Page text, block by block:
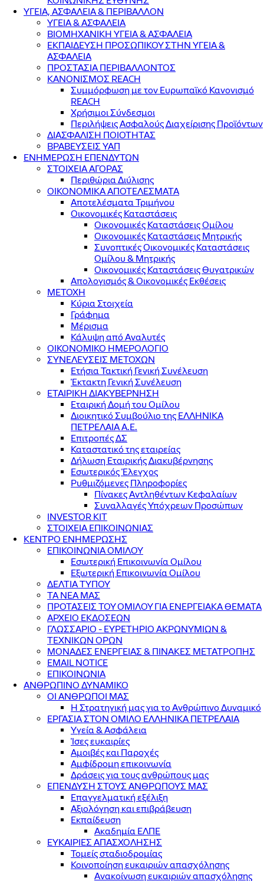
ΥΓΕΙΑ, ΑΣΦΑΛΕΙΑ & ΠΕΡΙΒΑΛΛΟΝ
ΥΓΕΙΑ & ΑΣΦΑΛΕΙΑ
ΒΙΟΜΗΧΑΝΙΚΗ ΥΓΕΙΑ & ΑΣΦΑΛΕΙΑ
ΕΚΠΑΙΔΕΥΣΗ ΠΡΟΣΩΠΙΚΟΥ ΣΤΗΝ ΥΓΕΙΑ &
ΑΣΦΑΛΕΙΑ
ΠΡΟΣΤΑΣΙΑ ΠΕΡΙΒΑΛΛΟΝΤΟΣ
ΚΑΝΟΝΙΣΜΟΣ REACH
Συμμόρφωση με τον Ευρωπαϊκό Κανονισμό
REACH
Χρήσιμοι Σύνδεσμοι
Περιλήψεις Ασφαλούς Διαχείρισης Προϊόντων
ΔΙΑΣΦΑΛΙΣΗ ΠΟΙΟΤΗΤΑΣ
ΒΡΑΒΕΥΣΕΙΣ ΥΑΠ
ΕΝΗΜΕΡΩΣΗ ΕΠΕΝΔΥΤΩΝ
ΣΤΟΙΧΕΙΑ ΑΓΟΡΑΣ
Περιθώρια Διύλισης
ΟΙΚΟΝΟΜΙΚΑ ΑΠΟΤΕΛΕΣΜΑΤΑ
Αποτελέσματα Τριμήνου
Οικονομικές Καταστάσεις
Οικονομικές Καταστάσεις Ομίλου
Οικονομικές Καταστάσεις Μητρικής
Συνοπτικές Οικονομικές Καταστάσεις
Ομίλου & Μητρικής
Οικονομικές Καταστάσεις Θυγατρικών
Απολογισμός & Οικονομικές Εκθέσεις
ΜΕΤΟΧΗ
Κύρια Στοιχεία
Γράφημα
Μέρισμα
Κάλυψη από Αναλυτές
ΟΙΚΟΝΟΜΙΚΟ ΗΜΕΡΟΛΟΓΙΟ
ΣΥΝΕΛΕΥΣΕΙΣ ΜΕΤΟΧΩΝ
Ετήσια Τακτική Γενική Συνέλευση
Έκτακτη Γενική Συνέλευση
ΕΤΑΙΡΙΚΗ ΔΙΑΚΥΒΕΡΝΗΣΗ
Εταιρική Δομή του Ομίλου
Διοικητικό Συμβούλιο της ΕΛΛΗΝΙΚΑ
ΠΕΤΡΕΛΑΙΑ Α.Ε.
Επιτροπές ΔΣ
Καταστατικό της εταιρείας
Δήλωση Εταιρικής Διακυβέρνησης
Εσωτερικός Έλεγχος
Ρυθμιζόμενες Πληροφορίες
Πίνακες Αντληθέντων Κεφαλαίων
Συναλλαγές Υπόχρεων Προσώπων
INVESTOR KIT
ΣΤΟΙΧΕΙΑ ΕΠΙΚΟΙΝΩΝΙΑΣ
ΚΕΝΤΡΟ ΕΝΗΜΕΡΩΣΗΣ
ΕΠΙΚΟΙΝΩΝΙΑ ΟΜΙΛΟΥ
Εσωτερική Επικοινωνία Ομίλου
Εξωτερική Επικοινωνία Ομίλου
ΔΕΛΤΙΑ ΤΥΠΟΥ
ΤΑ ΝΕΑ ΜΑΣ
ΠΡΟΤΑΣΕΙΣ ΤΟΥ ΟΜΙΛΟΥ ΓΙΑ ΕΝΕΡΓΕΙΑΚΑ ΘΕΜΑΤΑ
ΑΡΧΕΙΟ ΕΚΔΟΣΕΩΝ
ΓΛΩΣΣΑΡΙΟ - ΕΥΡΕΤΗΡΙΟ ΑΚΡΩΝΥΜΙΩΝ &
ΤΕΧΝΙΚΩΝ ΟΡΩΝ
ΜΟΝΑΔΕΣ ΕΝΕΡΓΕΙΑΣ & ΠΙΝΑΚΕΣ ΜΕΤΑΤΡΟΠΗΣ
EMAIL NOTICE
ΕΠΙΚΟΙΝΩΝΙΑ
ΑΝΘΡΩΠΙΝΟ ΔΥΝΑΜΙΚΟ
ΟΙ ΑΝΘΡΩΠΟΙ ΜΑΣ
Η Στρατηγική μας για το Ανθρώπινο Δυναμικό
ΕΡΓΑΣΙΑ ΣΤΟΝ ΟΜΙΛΟ ΕΛΛΗΝΙΚΑ ΠΕΤΡΕΛΑΙΑ
Υγεία & Ασφάλεια
Ίσες ευκαιρίες
Αμοιβές και Παροχές
Αμφίδρομη επικοινωνία
Δράσεις για τους ανθρώπους μας
ΕΠΕΝΔΥΣΗ ΣΤΟΥΣ ΑΝΘΡΩΠΟΥΣ ΜΑΣ
Επαγγελματική εξέλιξη
Αξιολόγηση και επιβράβευση
Εκπαίδευση
Ακαδημία ΕΛΠΕ
ΕΥΚΑΙΡΙΕΣ ΑΠΑΣΧΟΛΗΣΗΣ
Τομείς σταδιοδρομίας
Κοινοποίηση ευκαιριών απασχόλησης
Ανακοίνωση ευκαιριών απασχόλησης